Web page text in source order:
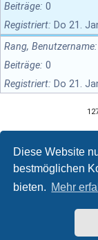
Diese Website
bestmöglichen
bieten. Mehr
Beiträge 0
Registriert
Do 21.
Rang, Benutzername
Beiträge 0
Registriert
Do 21.